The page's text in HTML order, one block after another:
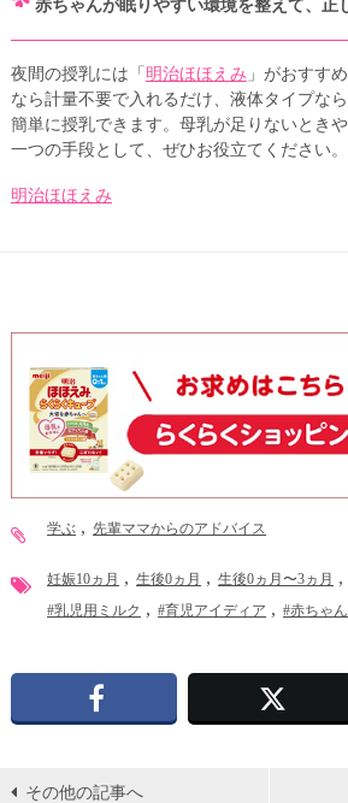
赤ちゃんが眠りやすい環境を整えて、正
夜間の授乳には「 明治ほほえみ 」がおすす
なら計量不要で入れるだけ、液体タイプな
簡単に授乳できます。母乳が足りないとき
一つの手段として、ぜひお役立てください。
明治ほほえみ
学ぶ 先輩ママからのアドバイス
妊娠10ヵ月 生後0ヵ月 生後0ヵ月〜3ヵ月
#乳児用ミルク #育児アイディア #赤ちゃ
その他の記事へ